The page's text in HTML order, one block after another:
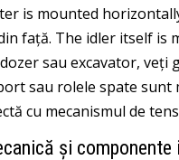
is mounted
față. The idler itself is
sau excavator,
sau rolele spate
cu mecanismul de
și componente